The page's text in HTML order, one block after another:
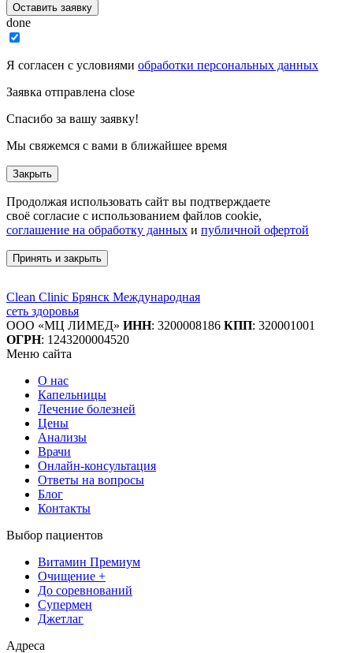
Оставить заявку
done
Я согласен с условиями обработки персональных данных
Заявка отправлена close
Спасибо за вашу заявку!
Мы свяжемся с вами в ближайшее время
Закрыть
Продолжая использовать сайт вы подтверждаете
своё согласие с использованием файлов cookie,
соглашение на обработку данных и публичной офертой
Принять и закрыть
Clean Clinic Брянск Международная
сеть здоровья
ООО «МЦ ЛИМЕД» ИНН: 3200008186 КПП: 320001001
ОГРН: 1243200004520
Меню сайта
О нас
Капельницы
Лечение болезней
Цены
Анализы
Врачи
Онлайн-консультация
Ответы на вопросы
Блог
Контакты
Выбор пациентов
Витамин Премиум
Очищение +
До соревнований
Супермен
Джетлаг
Адреса